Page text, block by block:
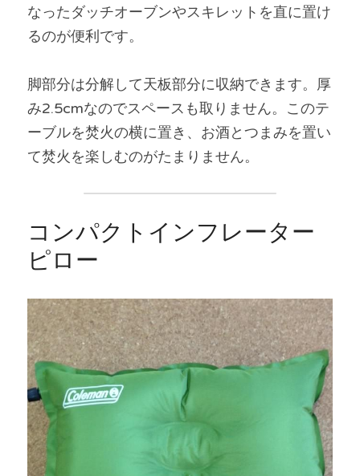
なったダッチオーブンやスキレットを直に置け
るのが便利です。
脚部分は分解して天板部分に収納できます。厚
み2.5cmなのでスペースも取りません。このテ
ーブルを焚火の横に置き、お酒とつまみを置い
て焚火を楽しむのがたまりません。
コンパクトインフレーター
ピロー